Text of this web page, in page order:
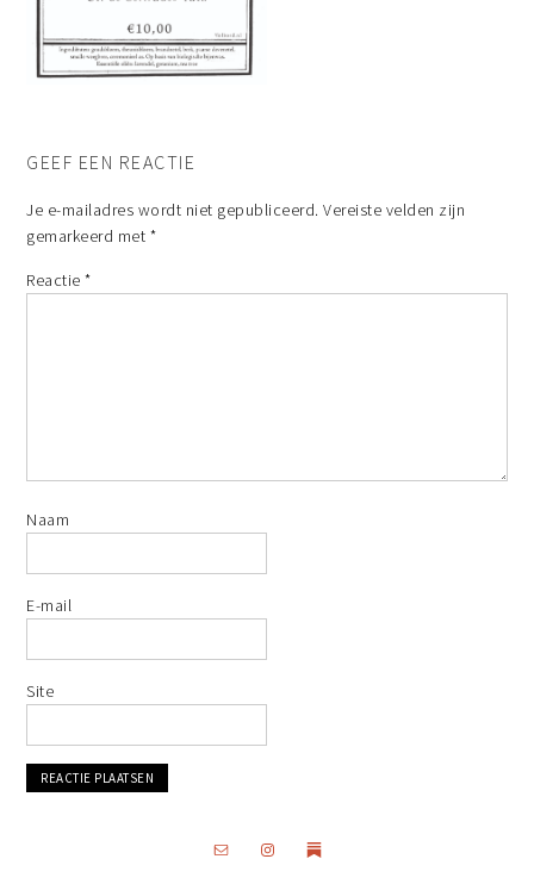
GEEF EEN REACTIE
Je e-mailadres wordt niet gepubliceerd. Vereiste velden zijn
gemarkeerd met *
Reactie*
Naam
E-mail
Site